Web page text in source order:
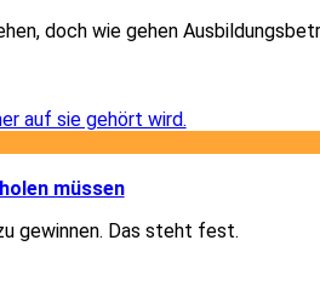
doch wie gehen
müssen
gewinnen. Das steht fest.